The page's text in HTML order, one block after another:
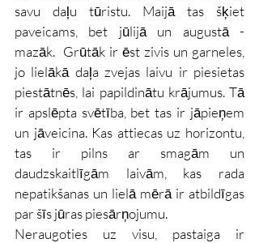
savu daļu tūristu. Maijā tas šķiet
paveicams, bet jūlijā un augustā -
mazāk.  Grūtāk ir ēst zivis un garneles,
jo lielākā daļa zvejas laivu ir piesietas
piestātnēs, lai papildinātu krājumus. Tā
ir apslēpta svētība, bet tas ir jāpieņem
un jāveicina. Kas attiecas uz horizontu,
tas ir pilns ar smagām un
daudzskaitlīgām laivām, kas rada
nepatikšanas un lielā mērā ir atbildīgas
par šīs jūras piesārņojumu.
Neraugoties uz visu, pastaiga ir